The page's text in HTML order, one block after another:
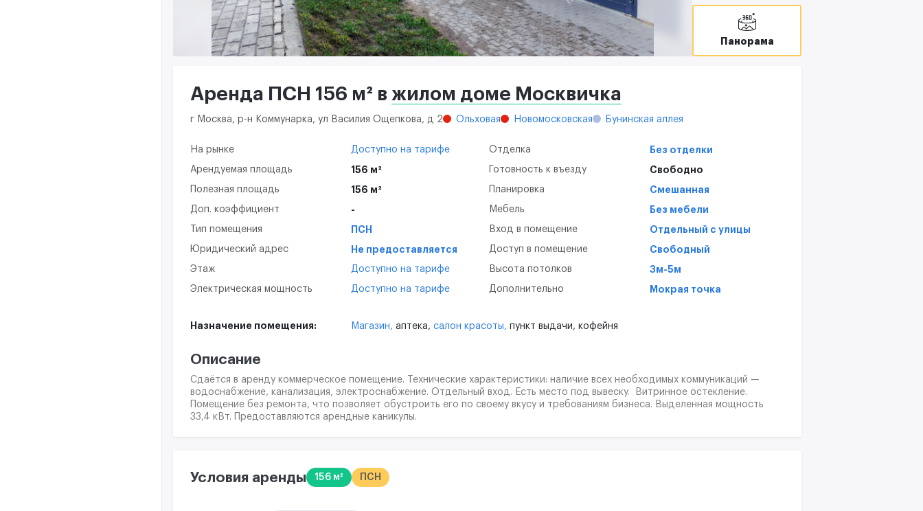
Панорама
Аренда ПСН 156 м² в жилом доме Москвичка
г Москва, р-н Коммунарка, ул Василия Ощепкова, д 2 Ольховая Новомосковская Бунинская аллея
На рынке Доступно на тарифе
Арендуемая площадь 156 м²
Полезная площадь 156 м²
Доп. коэффициент -
Тип помещения ПСН
Юридический адрес Не предоставляется
Этаж Доступно на тарифе
Электрическая мощность Доступно на тарифе
Отделка Без отделки
Готовность к въезду Свободно
Планировка Смешанная
Мебель Без мебели
Вход в помещение Отдельный с улицы
Доступ в помещение Свободный
Высота потолков 3м-5м
Дополнительно Мокрая точка
Назначение помещения: Магазин, аптека, салон красоты, пункт выдачи, кофейня
Описание
Сдаётся в аренду коммерческое помещение. Технические характеристики: наличие всех необходимых коммуникаций —
водоснабжение, канализация, электроснабжение. Отдельный вход. Есть место под вывеску. Витринное остекление.
Помещение без ремонта, что позволяет обустроить его по своему вкусу и требованиям бизнеса. Выделенная мощность
33,4 кВт. Предоставляются арендные каникулы.
Условия аренды 156 м² ПСН